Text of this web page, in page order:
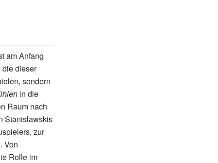
am Anfang
die dieser
sondern
in die
Raum nach
Stanislawskis
zur
Von
Rolle im